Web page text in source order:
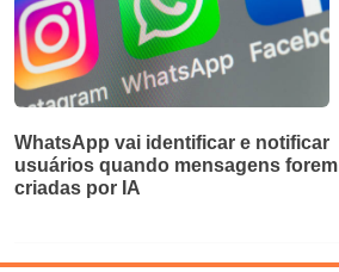
WhatsApp vai identificar e notificar
usuários quando mensagens forem
criadas por IA